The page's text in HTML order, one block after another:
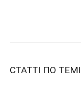
СТАТТІ ПО ТЕМІ